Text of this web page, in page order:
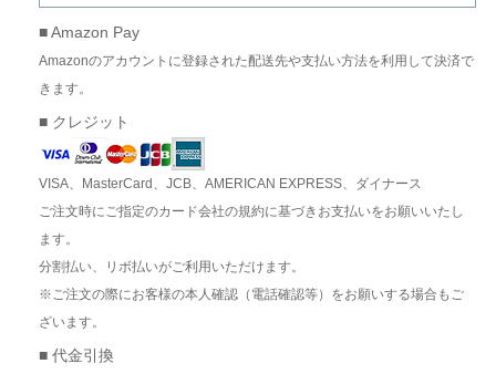
■ Amazon Pay
Amazonのアカウントに登録された配送先や支払い方法を利用して決済で
きます。
■ クレジット
VISA、MasterCard、JCB、AMERICAN EXPRESS、ダイナース
ご注文時にご指定のカード会社の規約に基づきお支払いをお願いいたし
ます。
分割払い、リボ払いがご利用いただけます。
※ご注文の際にお客様の本人確認（電話確認等）をお願いする場合もご
ざいます。
■ 代金引換